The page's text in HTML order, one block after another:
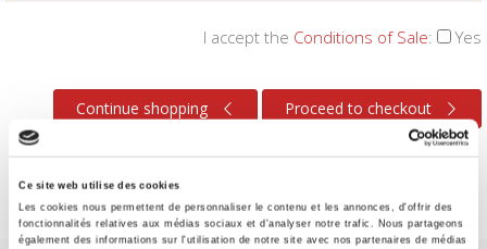
Ce site web utilise des cookies
Les cookies nous permettent de personnaliser le contenu et les annonces, d'offrir des
fonctionnalités relatives aux médias sociaux et d'analyser notre trafic. Nous partageons
également des informations sur l'utilisation de notre site avec nos partenaires de médias
I accept the Conditions of Sale: Yes
Continue shopping Proceed to checkout